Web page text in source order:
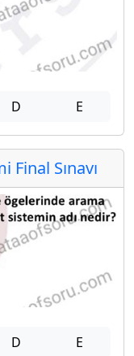
D E
Sınavı
D E